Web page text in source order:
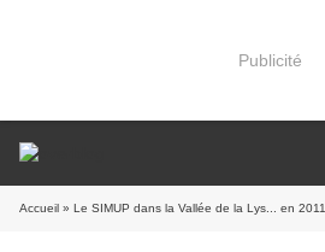
Publicité
Accueil » Le SIMUP dans la Vallée de la Lys... en 2011.